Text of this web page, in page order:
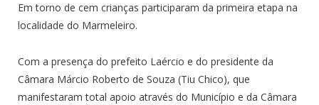
Em torno de cem crianças participaram da primeira etapa na
localidade do Marmeleiro.
Com a presença do prefeito Laércio e do presidente da
Câmara Márcio Roberto de Souza (Tiu Chico), que
manifestaram total apoio através do Município e da Câmara